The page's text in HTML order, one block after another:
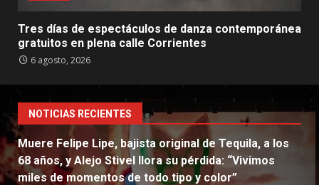
Tres días de espectáculos de danza contemporánea
gratuitos en plena calle Corrientes
6 agosto, 2026
NOTICIAS RECIENTES
Muere Felipe Lipe, bajista original de Tequila, a los
68 años, y Alejo Stivel llora su pérdida: “Vivimos
miles de momentos de todo tipo y color”